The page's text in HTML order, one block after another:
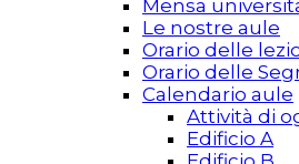
Mensa
Le nostre aule
Orario delle
Orario delle
Calendario aule
Attività di
Edificio A